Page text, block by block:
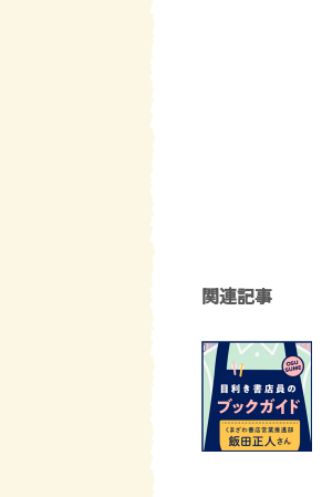
関連記事